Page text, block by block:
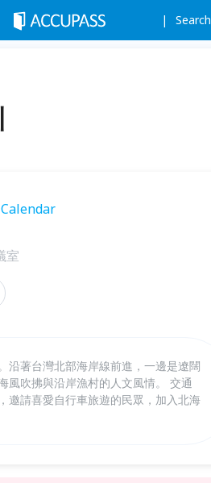
Search
室
沿著台灣北部海岸線前進，一邊是遼闊
風吹拂與沿岸漁村的人文風情。 交通
邀請喜愛自行車旅遊的民眾，加入北海